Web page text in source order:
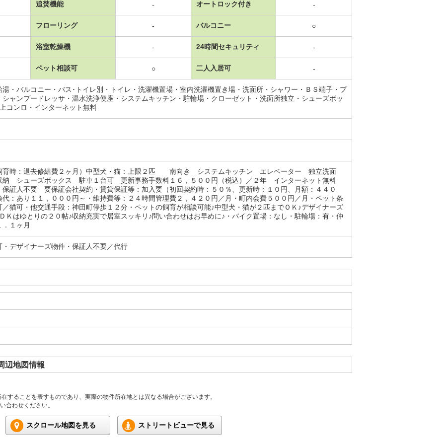
追焚機能 - オートロック付き -
フローリング - バルコニー ○
浴室乾燥機 - 24時間セキュリティ -
ペット相談可 ○ 二人入居可 -
湯・バルコニー・バス･トイレ別・トイレ・洗濯機置場・室内洗濯機置き場・洗面所・シャワー・ＢＳ端子・プ
シャンプードレッサ・温水洗浄便座・システムキッチン・駐輪場・クローゼット・洗面所独立・シューズボッ
コンロ・インターネット無料
育時：退去修繕費２ヶ月）中型犬・猫：上限２匹 南向き システムキッチン エレベーター 独立洗面
シューズボックス 駐車１台可 更新事務手数料１６，５００円（税込）／２年 インターネット無料
証人不要 要保証会社契約・賃貸保証等：加入要（初回契約時：５０％、更新時：１０円、月額：４４０
代：あり１１，０００円～・維持費等：２４時間管理費２，４２０円／月・町内会費５００円／月・ペット条
／猫可・他交通手段：神田町停歩１２分・ペットの飼育が相談可能♪中型犬・猫が２匹までＯＫ♪デザイナーズ
Ｋはゆとりの２０帖♪収納充実で居室スッキリ♪問い合わせはお早めに♪・バイク置場：なし・駐輪場：有・仲
１ヶ月
・デザイナーズ物件・保証人不要／代行
辺地図情報
することを表すものであり、実際の物件所在地とは異なる場合がございます。
合わせください。
スクロール地図を見る ストリートビューで見る